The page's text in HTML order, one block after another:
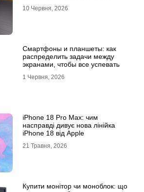
10 Червня, 2026
Смартфоны и планшеты: как
распределить задачи между
экранами, чтобы все успевать
1 Червня, 2026
iPhone 18 Pro Max: чим
насправді дивує нова лінійка
iPhone 18 від Apple
21 Травня, 2026
Купити монітор чи моноблок: що